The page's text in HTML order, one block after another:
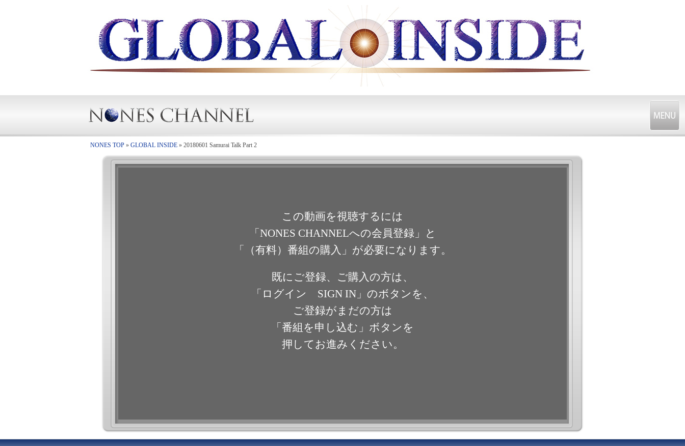
NONES TOP » GLOBAL INSIDE » 20180601 Samurai Talk Part 2
この動画を視聴するには
「NONES CHANNELへの会員登録」と
「（有料）番組の購入」が必要になります。
既にご登録、ご購入の方は、
「ログイン SIGN IN」のボタンを、
ご登録がまだの方は
「番組を申し込む」ボタンを
押してお進みください。